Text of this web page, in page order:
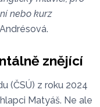
nebo kurz
znějící
(ČSÚ) z roku 2024
Matyáš. Ne ale